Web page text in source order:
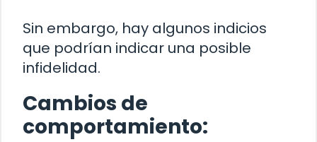
Sin embargo, hay algunos indicios
que podrían indicar una posible
infidelidad.
Cambios de
comportamiento: